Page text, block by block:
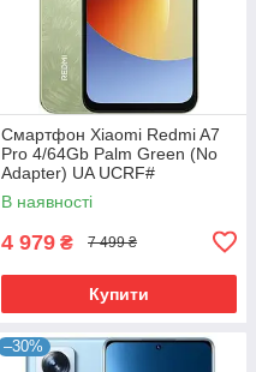
Смартфон Xiaomi Redmi A7
Pro 4/64Gb Palm Green (No
Adapter) UA UCRF#
В наявності
4 979 ₴ 7 499 ₴
Купити
–30%